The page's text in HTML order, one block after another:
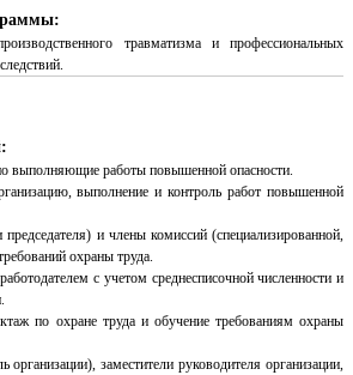
травматизма и профессиональных
выполняющие работы повышенной опасности.
выполнение и контроль работ повышенной
председателя) и члены комиссий (специализированной,
охраны труда.
с учетом среднесписочной численности и
по охране труда и обучение требованиям охраны
организации), заместители руководителя организации,